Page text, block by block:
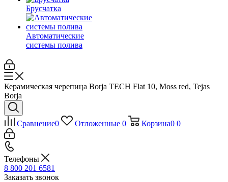
Брусчатка
Автоматические
системы полива
Керамическая черепица Borja TECH Flat 10, Moss red, Tejas
Borja
Сравнение0 Отложенные 0 Корзина0 0
Телефоны
8 800 201 6581
Заказать звонок